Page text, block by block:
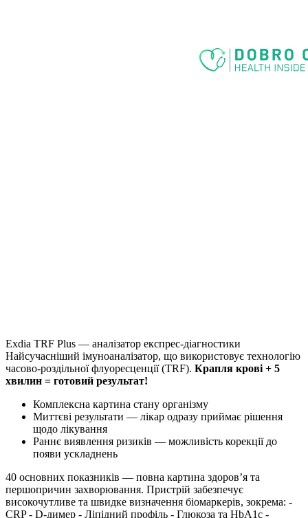
Exdia TRF Plus — аналізатор експрес-діагностики
Найсучасніший імуноаналізатор, що використовує технологію
часово-роздільної флуоресценції (TRF). Крапля крові + 5
хвилин = готовий результат!
Комплексна картина стану організму
Миттєві результати — лікар одразу приймає рішення
щодо лікування
Раннє виявлення ризиків — можливість корекції до
появи ускладнень
40 основних показників — повна картина здоров’я та
першопричин захворювання. Пристрій забезпечує
високочутливе та швидке визначення біомаркерів, зокрема: -
CRP - D-димер - Ліпідний профіль - Глюкоза та HbA1c -